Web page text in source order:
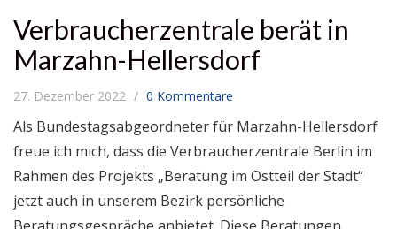
Verbraucherzentrale berät in
Marzahn-Hellersdorf
27. Dezember 2022 0 Kommentare
Als Bundestagsabgeordneter für Marzahn-Hellersdorf
freue ich mich, dass die Verbraucherzentrale Berlin im
Rahmen des Projekts „Beratung im Ostteil der Stadt“
jetzt auch in unserem Bezirk persönliche
Beratungsgespräche anbietet. Diese Beratungen…